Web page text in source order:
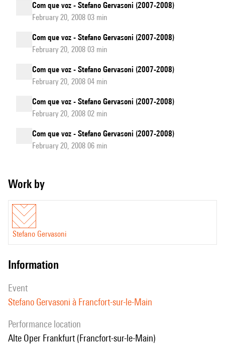
Com que voz - Stefano Gervasoni (2007-2008)
February 20, 2008 03 min
Com que voz - Stefano Gervasoni (2007-2008)
February 20, 2008 03 min
Com que voz - Stefano Gervasoni (2007-2008)
February 20, 2008 04 min
Com que voz - Stefano Gervasoni (2007-2008)
February 20, 2008 02 min
Com que voz - Stefano Gervasoni (2007-2008)
February 20, 2008 06 min
Work by
Stefano Gervasoni
information
event
Stefano Gervasoni à Francfort-sur-le-Main
performance location
Alte Oper Frankfurt (Francfort-sur-le-Main)